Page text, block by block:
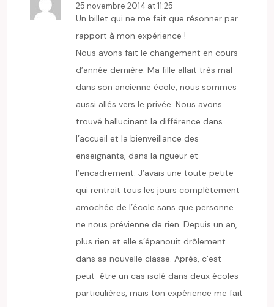
25 novembre 2014 at 11:25
Un billet qui ne me fait que résonner par
rapport à mon expérience !
Nous avons fait le changement en cours
d’année dernière. Ma fille allait très mal
dans son ancienne école, nous sommes
aussi allés vers le privée. Nous avons
trouvé hallucinant la différence dans
l’accueil et la bienveillance des
enseignants, dans la rigueur et
l’encadrement. J’avais une toute petite
qui rentrait tous les jours complètement
amochée de l’école sans que personne
ne nous prévienne de rien. Depuis un an,
plus rien et elle s’épanouit drôlement
dans sa nouvelle classe. Après, c’est
peut-être un cas isolé dans deux écoles
particulières, mais ton expérience me fait